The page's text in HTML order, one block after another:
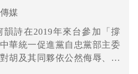
媒
詩在2019年來台參加「撐
華統一促進黨自忠黨部主委
胡及其同夥依公然侮辱、毀